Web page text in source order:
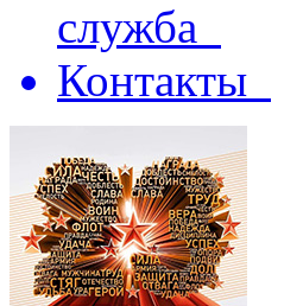
служба
Контакты